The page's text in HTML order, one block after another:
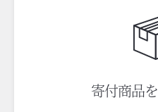
寄付商品を